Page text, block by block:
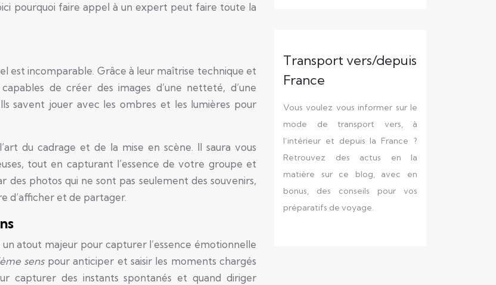
pourquoi faire appel à un expert peut faire toute la
est incomparable. Grâce à leur maîtrise technique et
de créer des images d’une netteté, d’une
savent jouer avec les ombres et les lumières pour
du cadrage et de la mise en scène. Il saura vous
tout en capturant l’essence de votre groupe et
des photos qui ne sont pas seulement des souvenirs,
d’afficher et de partager.
atout majeur pour capturer l’essence émotionnelle
sens pour anticiper et saisir les moments chargés
capturer des instants spontanés et quand diriger
Transport vers/depuis
France
Vous voulez vous informer sur le
mode de transport vers, à
l’intérieur et depuis la France ?
Retrouvez des actus en la
matière sur ce blog, avec en
bonus, des conseils pour vos
préparatifs de voyage.